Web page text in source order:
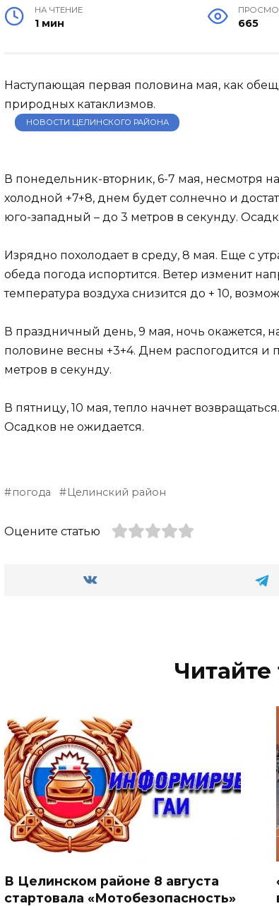
НА ЧТЕНИЕ
1 мин 665
Наступающая первая половина мая, как
природных катаклизмов.
НОВОСТИ ЦЕЛИНСКОГО РАЙОНА
В понедельник-вторник, 6-7 мая, несмотря
холодной +7+8, днем будет солнечно и
юго-западный – до 3 метров в секунду.
Изрядно похолодает в среду, 8 мая. Еще с
обеда погода испортится. Ветер изменит
температура воздуха снизится до + 10,
В праздничный день, 9 мая, ночь окажется,
половине весны +3+4. Днем распогодится и
метров в секунду.
В пятницу, 10 мая, тепло начнет
Осадков не ожидается.
погода Целинский район
Оцените статью
В Целинском районе 8 августа
стартовала «Мотобезопасность»